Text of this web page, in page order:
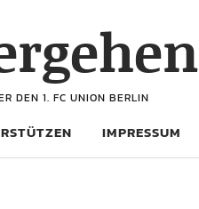
DEN 1. FC UNION BERLIN
IMPRESSUM